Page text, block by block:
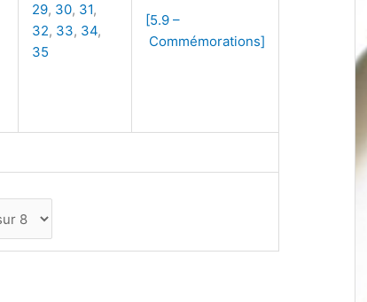
29, 30, 31,
32, 33, 34,
35
[5.9 –
Commémorations]